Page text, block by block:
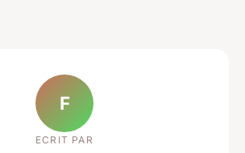
F
ECRIT PAR